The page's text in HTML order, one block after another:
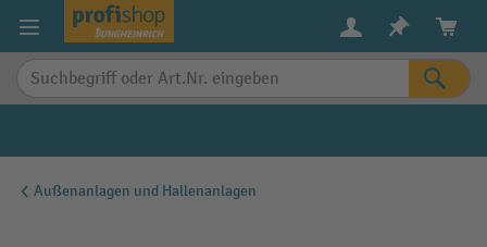
springen
Außenanlagen und Hallenanlagen